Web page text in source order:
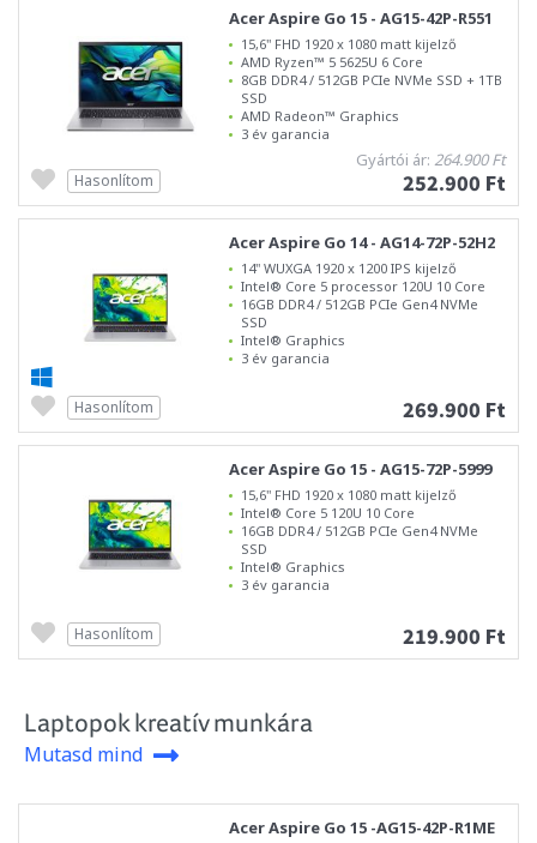
Acer Aspire Go 15 - AG15-42P-R551
15,6" FHD 1920 x 1080 matt kijelző
AMD Ryzen™ 5 5625U 6 Core
8GB DDR4 / 512GB PCIe NVMe SSD + 1TB
SSD
AMD Radeon™ Graphics
3 év garancia
Gyártói ár: 264.900 Ft
252.900 Ft
Hasonlítom
Acer Aspire Go 14 - AG14-72P-52H2
14" WUXGA 1920 x 1200 IPS kijelző
Intel® Core 5 processor 120U 10 Core
16GB DDR4 / 512GB PCIe Gen4 NVMe
SSD
Intel® Graphics
3 év garancia
269.900 Ft
Hasonlítom
Acer Aspire Go 15 - AG15-72P-5999
15,6" FHD 1920 x 1080 matt kijelző
Intel® Core 5 120U 10 Core
16GB DDR4 / 512GB PCIe Gen4 NVMe
SSD
Intel® Graphics
3 év garancia
219.900 Ft
Hasonlítom
Laptopok kreatív munkára
Mutasd mind
Acer Aspire Go 15 -AG15-42P-R1ME